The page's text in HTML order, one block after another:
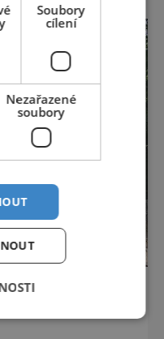
kůži.
se
t
VE
Soubory
cílení
Nezařazené
soubory